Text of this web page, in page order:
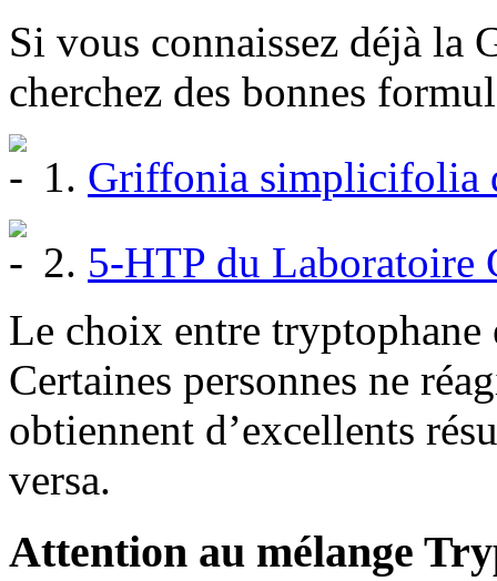
Si vous connaissez déjà la
cherchez des bonnes
1. Griffonia simplicifolia
2. 5-HTP du Laboratoire
Le choix entre tryptophane
Certaines personnes ne
obtiennent d’excellents
versa.
Attention au mélange